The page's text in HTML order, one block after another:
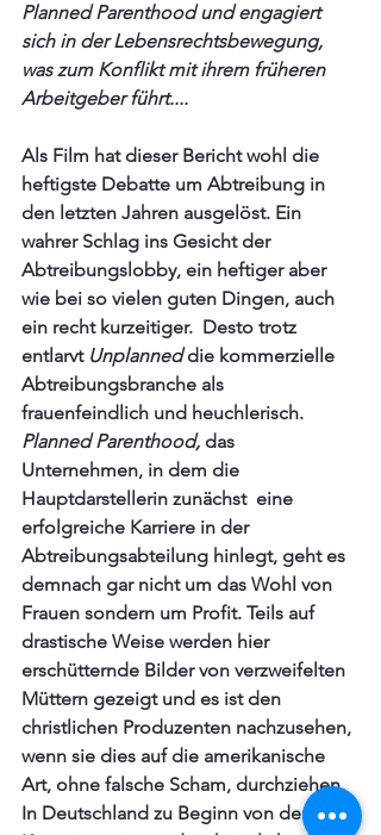
Planned Parenthood und engagiert
sich in der Lebensrechtsbewegung,
was zum Konflikt mit ihrem früheren
Arbeitgeber führt....
Als Film hat dieser Bericht wohl die
heftigste Debatte um Abtreibung in
den letzten Jahren ausgelöst. Ein
wahrer Schlag ins Gesicht der
Abtreibungslobby, ein heftiger aber
wie bei so vielen guten Dingen, auch
ein recht kurzeitiger.  Desto trotz
entlarvt Unplanned die kommerzielle
Abtreibungsbranche als
frauenfeindlich und heuchlerisch.
Planned Parenthood, das
Unternehmen, in dem die
Hauptdarstellerin zunächst  eine
erfolgreiche Karriere in der
Abtreibungsabteilung hinlegt, geht es
demnach gar nicht um das Wohl von
Frauen sondern um Profit. Teils auf
drastische Weise werden hier
erschütternde Bilder von verzweifelten
Müttern gezeigt und es ist den
christlichen Produzenten nachzusehen,
wenn sie dies auf die amerikanische
Art, ohne falsche Scham, durchziehen.
In Deutschland zu Beginn von den